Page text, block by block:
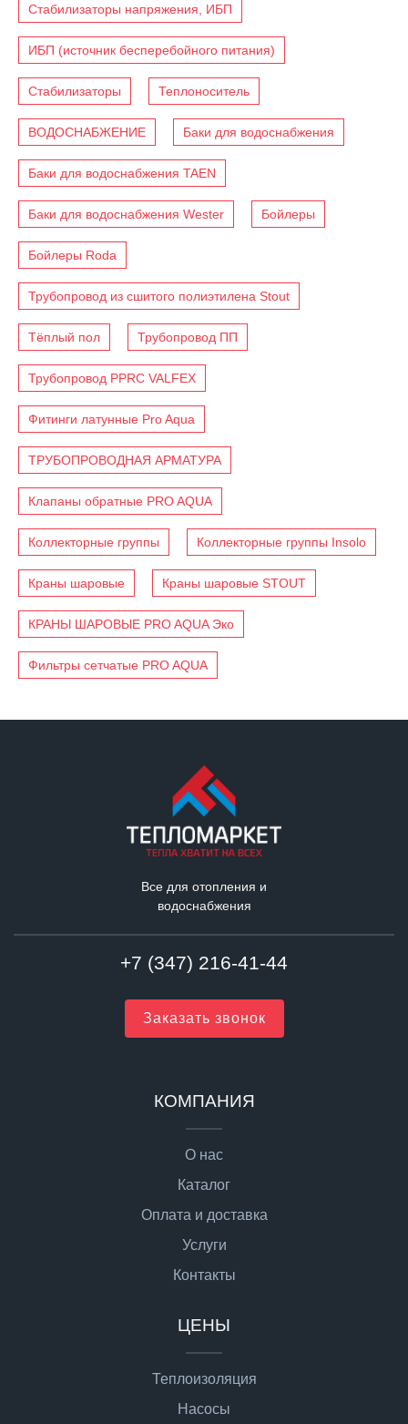
Стабилизаторы напряжения, ИБП
ИБП (источник бесперебойного питания)
Стабилизаторы Теплоноситель
ВОДОСНАБЖЕНИЕ Баки для водоснабжения
Баки для водоснабжения TAEN
Баки для водоснабжения Wester Бойлеры
Бойлеры Roda
Трубопровод из сшитого полиэтилена Stout
Тёплый пол Трубопровод ПП
Трубопровод PPRC VALFEX
Фитинги латунные Pro Aqua
ТРУБОПРОВОДНАЯ АРМАТУРА
Клапаны обратные PRO AQUA
Коллекторные группы Коллекторные группы Insolo
Краны шаровые Краны шаровые STOUT
КРАНЫ ШАРОВЫЕ PRO AQUA Эко
Фильтры сетчатые PRO AQUA
Все для отопления и
водоснабжения
+7 (347) 216-41-44
Заказать звонок
КОМПАНИЯ
О нас
Каталог
Оплата и доставка
Услуги
Контакты
ЦЕНЫ
Теплоизоляция
Насосы